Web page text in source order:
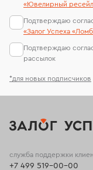
*для новых подписчиков
«Ювелирный
Подтверждаю
«Залог Успеха
Подтверждаю
рассылок
служба поддержки
+7 499 519-00-00